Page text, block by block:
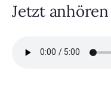
Jetzt anhören